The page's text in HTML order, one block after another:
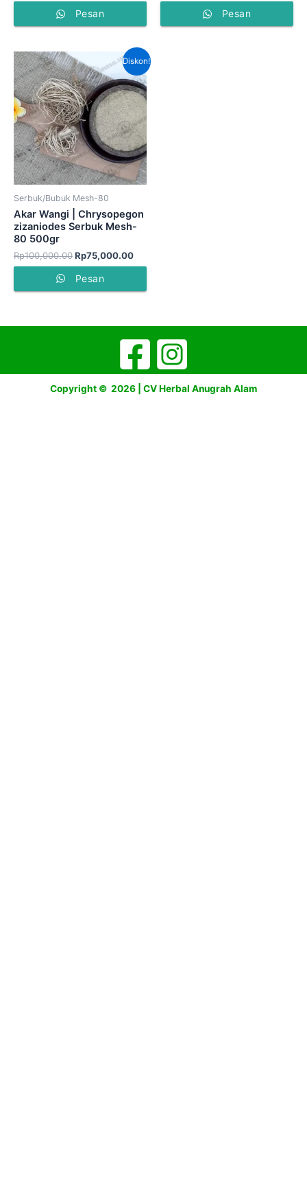
Pesan Pesan
Diskon!
Serbuk/Bubuk Mesh-80
Akar Wangi | Chrysopegon
zizaniodes Serbuk Mesh-
80 500gr
Rp100,000.00
Harga
aslinya
adalah:
Rp100,000.00.
Rp75,000.00
Harga
saat
ini
adalah:
Rp75,000.00.
Pesan
Copyright © 2026 | CV Herbal Anugrah Alam